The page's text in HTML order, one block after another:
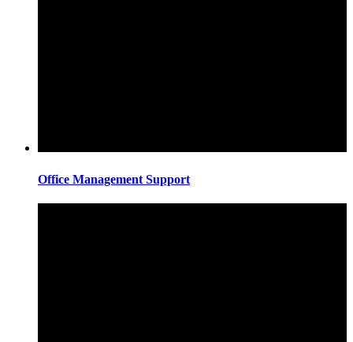
Office Management Support